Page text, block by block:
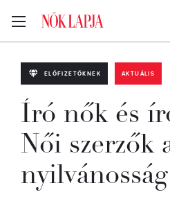
ELŐFIZETŐKNEK AKTUÁLIS
Író nők és
Női szerzők